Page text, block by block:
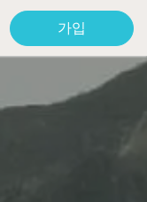
가입